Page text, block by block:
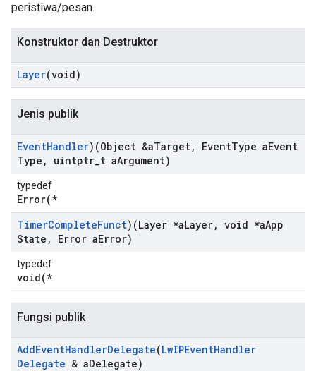
peristiwa/pesan.
Konstruktor dan Destruktor
Layer(void)
Jenis publik
EventHandler)(Object &aTarget, EventType aEvent
Type , uintptr t aArgument)
typedef
Error(*
TimerCompleteFunct)(Layer *aLayer, void *aApp
State , Error aError)
typedef
void(*
Fungsi publik
AddEventHandlerDelegate(LwIPEventHandler
Delegate & aDelegate)